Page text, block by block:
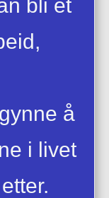
bli et
å
i livet